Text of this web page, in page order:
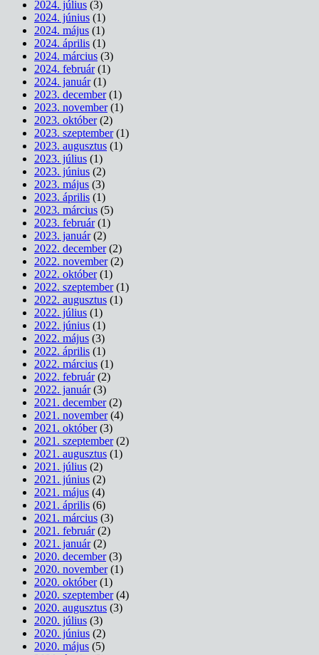
2024. július (3)
2024. június (1)
2024. május (1)
2024. április (1)
2024. március (3)
2024. február(1)
2024. január(1)
2023. december(1)
2023. november(1)
2023. október(2)
2023. szeptember(1)
2023. augusztus (1)
2023. július (1)
2023. június (2)
2023. május (3)
2023. április (1)
2023. március (5)
2023. február(1)
2023. január(2)
2022. december(2)
2022. november(2)
2022. október(1)
2022. szeptember(1)
2022. augusztus (1)
2022. július (1)
2022. június (1)
2022. május (3)
2022. április (1)
2022. március (1)
2022. február(2)
2022. január(3)
2021. december(2)
2021. november(4)
2021. október(3)
2021. szeptember(2)
2021. augusztus (1)
2021. július (2)
2021. június (2)
2021. május (4)
2021. április (6)
2021. március (3)
2021. február(2)
2021. január(2)
2020. december(3)
2020. november(1)
2020. október(1)
2020. szeptember(4)
2020. augusztus (3)
2020. július (3)
2020. június (2)
2020. május (5)